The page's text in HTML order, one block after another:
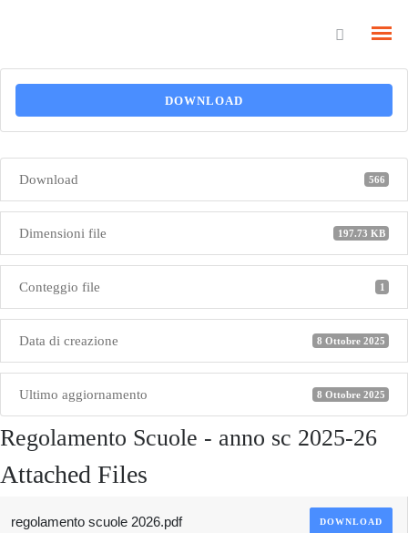
DOWNLOAD
Download 566
Dimensioni file 197.73 KB
Conteggio file 1
Data di creazione 8 Ottobre 2025
Ultimo aggiornamento 8 Ottobre 2025
Regolamento Scuole - anno sc 2025-26
Attached Files
regolamento scuole 2026.pdf DOWNLOAD